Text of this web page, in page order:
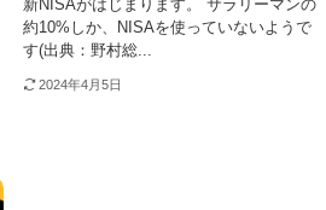
新NISAがはじまります。 サラリーマンの
約10%しか、NISAを使っていないようで
す(出典：野村総...
2024年4月5日